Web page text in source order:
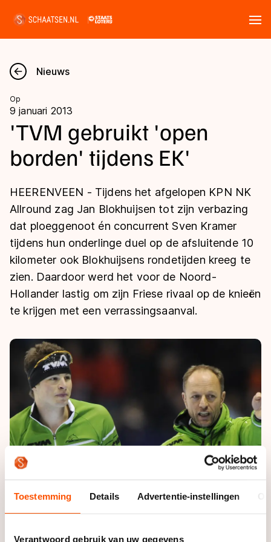
Toestemming Details Advertentie-instellingen
Verantwoord gebruik van uw gegevens
Nieuws
Kalender
Disciplines
Langebaan
Shorttrack
Inlineskaten
Kunstschaatsen
Schoonrijden
Natuurijs
Uitslagen
Langebaan
Shorttrack
Marathon
Inlineskaten
Kunstschaatsen
Tijden & historie
Ranglijsten Langebaan
Persoonlijke records & tijden
Historie & statistiek
De weg op
Inschrijven wedstrijden
Deze zomer de weg op
Waar kan ik schaatsen en skaten?
Schaatsfans
Alles voor jou als schaatsfan
Evenementen
Tickets
Livestreams
Word schaatsfan!
Winacties
Olympische Spelen
Olympische Spelen
Medaille overzicht
Medaillespiegel
Olympische uitslagen
Van Jong tot Goud verhalen
Nieuws
Op
9 januari 2013
'TVM gebruikt 'open
borden' tijdens EK'
HEERENVEEN - Tijdens het afgelopen KPN NK
Allround zag Jan Blokhuijsen tot zijn verbazing
dat ploeggenoot én concurrent Sven Kramer
tijdens hun onderlinge duel op de afsluitende 10
kilometer ook Blokhuijsens rondetijden kreeg te
zien. Daardoor werd het voor de Noord-
Hollander lastig om zijn Friese rivaal op de knieën
te krijgen met een verrassingsaanval.